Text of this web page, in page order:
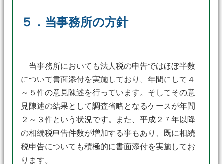
５．当事務所の方針
当事務所においても法人税の申告ではほぼ半数
について書面添付を実施しており、年間にして４
～５件の意見陳述を行っています。そしてその意
見陳述の結果として調査省略となるケースが年間
２～３件という状況です。また、平成２７年以降
の相続税申告件数が増加する事もあり、既に相続
税申告についても積極的に書面添付を実施してお
ります。